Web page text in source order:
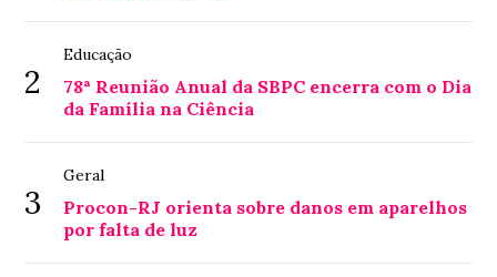
2
Educação
78ª Reunião Anual da SBPC encerra com o Dia
da Família na Ciência
3
Geral
Procon-RJ orienta sobre danos em aparelhos
por falta de luz